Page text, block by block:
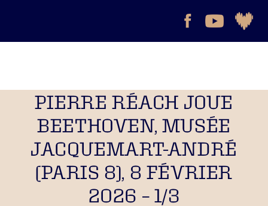
PIERRE RÉACH JOUE
BEETHOVEN, MUSÉE
JACQUEMART-ANDRÉ
(PARIS 8), 8 FÉVRIER
2026 – 1/3